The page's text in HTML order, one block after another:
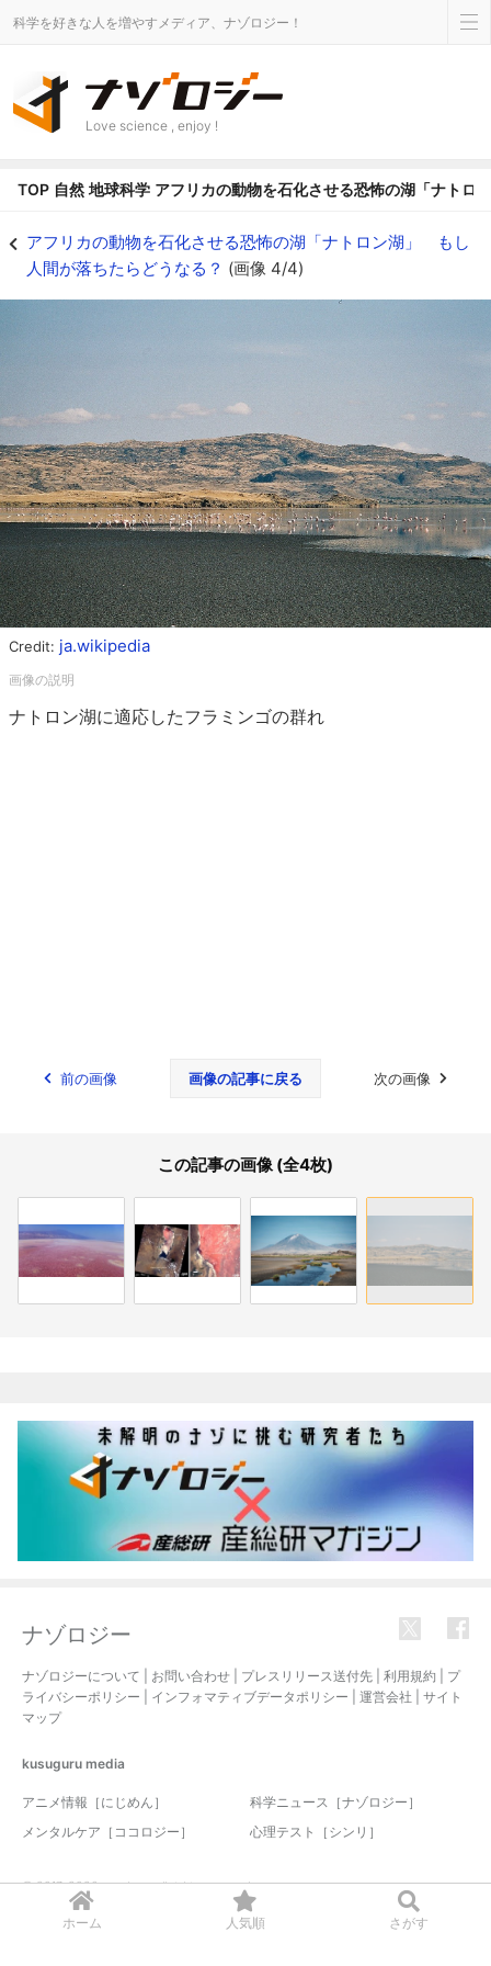
ホーム 人気順 さがす
科学を好きな人を増やすメディア、ナゾロジー！
Love science , enjoy !
TOP 自然 地球科学 アフリカの動物を石化させる恐怖の湖「ナト
アフリカの動物を石化させる恐怖の湖「ナトロン湖」 もし
人間が落ちたらどうなる？ (画像 4/4)
Credit: ja.wikipedia
ナトロン湖に適応したフラミンゴの群れ
前の画像 画像の記事に戻る 次の画像
この記事の画像 (全4枚)
ナゾロジー
ナゾロジーについて お問い合わせ プレスリリース送付先 利用規約
プ
ライバシーポリシー
インフォマティブデータポリシー 運営会社
サイト
マップ
kusuguru media
アニメ情報［にじめん］
科学ニュース［ナゾロジー］
メンタルケア［ココロジー］
心理テスト［シンリ］
© 2017-2026 nazology. all rights reserved.